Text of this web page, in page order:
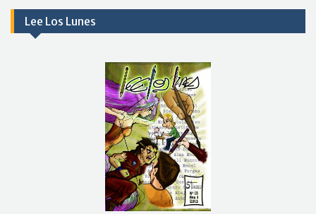
Lee Los Lunes